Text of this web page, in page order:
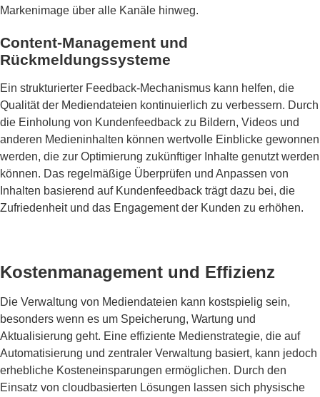
Markenimage über alle Kanäle hinweg.
Content-Management und
Rückmeldungssysteme
Ein strukturierter Feedback-Mechanismus kann helfen, die
Qualität der Mediendateien kontinuierlich zu verbessern. Durch
die Einholung von Kundenfeedback zu Bildern, Videos und
anderen Medieninhalten können wertvolle Einblicke gewonnen
werden, die zur Optimierung zukünftiger Inhalte genutzt werden
können. Das regelmäßige Überprüfen und Anpassen von
Inhalten basierend auf Kundenfeedback trägt dazu bei, die
Zufriedenheit und das Engagement der Kunden zu erhöhen.
Kostenmanagement und Effizienz
Die Verwaltung von Mediendateien kann kostspielig sein,
besonders wenn es um Speicherung, Wartung und
Aktualisierung geht. Eine effiziente Medienstrategie, die auf
Automatisierung und zentraler Verwaltung basiert, kann jedoch
erhebliche Kosteneinsparungen ermöglichen. Durch den
Einsatz von cloudbasierten Lösungen lassen sich physische